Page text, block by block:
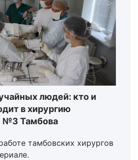
людей: кто и
в хирургию
№3 Тамбова
тамбовских хирургов